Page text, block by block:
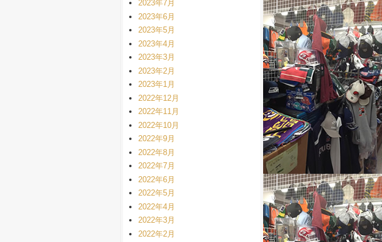
2023年7月
2023年6月
2023年5月
2023年4月
2023年3月
2023年2月
2023年1月
2022年12月
2022年11月
2022年10月
2022年9月
2022年8月
2022年7月
2022年6月
2022年5月
2022年4月
2022年3月
2022年2月